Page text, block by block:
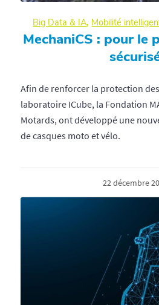
Big Data & IA, Mobilité
MechaniCS : pour le
Afin de renforcer la protection
laboratoire ICube, la Fondation
Motards, ont développé une
de casques moto et vélo.
22 décembre